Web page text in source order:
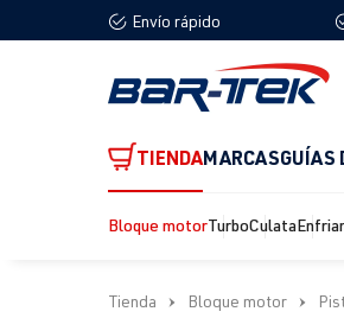
Saltar a la navegación principal
Envío rápido
TIENDAMARCASGUÍAS
Bloque motorTurboCulata
Tienda Bloque motor